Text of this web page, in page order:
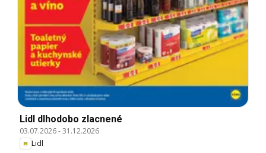
Lidl dlhodobo zlacnené
03.07.2026-31.12.2026
Lidl